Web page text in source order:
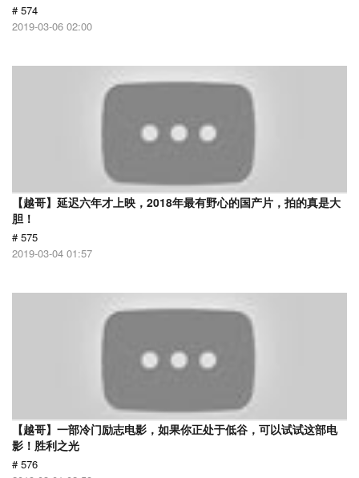
# 574
2019-03-06 02:00
【越哥】延迟六年才上映，2018年最有野心的国产片，拍的真是大
胆！
# 575
2019-03-04 01:57
【越哥】一部冷门励志电影，如果你正处于低谷，可以试试这部电
影！胜利之光
# 576